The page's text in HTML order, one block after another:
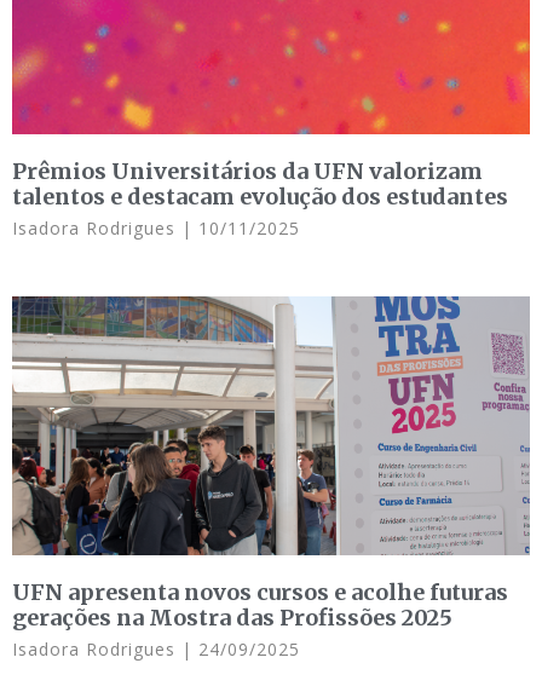
Prêmios Universitários da UFN valorizam
talentos e destacam evolução dos estudantes
Isadora Rodrigues 10/11/2025
UFN apresenta novos cursos e acolhe futuras
gerações na Mostra das Profissões 2025
Isadora Rodrigues 24/09/2025